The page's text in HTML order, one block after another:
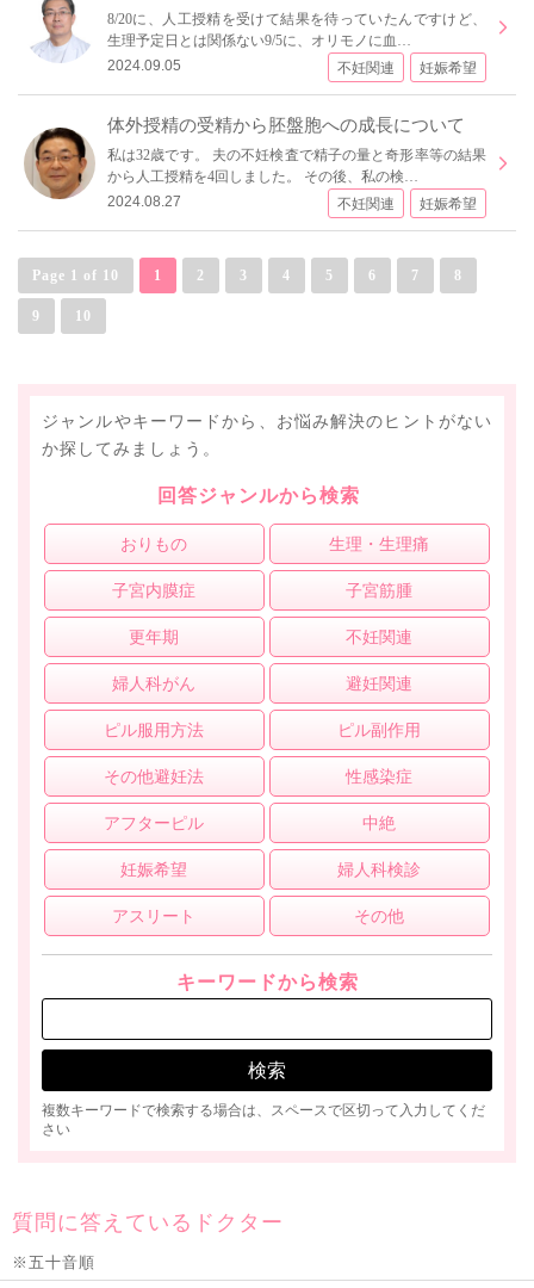
8/20に、人工授精を受けて結果を待っていたんですけど、
生理予定日とは関係ない9/5に、オリモノに血…
2024.09.05
不妊関連 妊娠希望
体外授精の受精から胚盤胞への成長について
私は32歳です。 夫の不妊検査で精子の量と奇形率等の結果
から人工授精を4回しました。 その後、私の検…
2024.08.27
不妊関連 妊娠希望
Page 1 of 10 1 2 3 4 5 6 7 8
9 10
ジャンルやキーワードから、お悩み解決のヒントがない
か探してみましょう。
回答ジャンルから検索
おりもの 生理・生理痛
子宮内膜症 子宮筋腫
更年期 不妊関連
婦人科がん 避妊関連
ピル服用方法 ピル副作用
その他避妊法 性感染症
アフターピル 中絶
妊娠希望 婦人科検診
アスリート その他
キーワードから検索
複数キーワードで検索する場合は、スペースで区切って入力してくだ
さい
質問に答えているドクター
※五十音順